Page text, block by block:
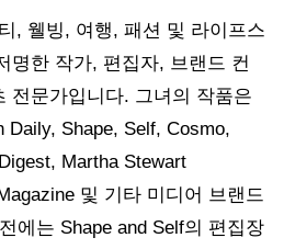
, 웰빙, 여행, 패션 및 라이프스
명한 작가, 편집자, 브랜드 컨
전문가입니다. 그녀의 작품은
Daily, Shape, Self, Cosmo,
Martha Stewart
및 기타 미디어 브랜드
에는 Shape and Self의 편집장